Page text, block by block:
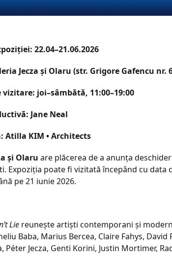
22.04–21.06.2026
Jecza și Olaru (str. Grigore Gafencu nr.
vizitare: joi–sâmbătă, 11:00–19:00
Jane Neal
Atilla KIM • Architects
și Olaru are plăcerea de a anunța
Expoziția poate fi vizitată începând cu data
pe 21 iunie 2026.
Lie reunește artiști contemporani și
Baba, Marius Bercea, Claire Fahys,
Péter Jecza, Genti Korini, Justin Mortimer,